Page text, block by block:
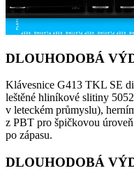
DLOUHODOBÁ
Klávesnice G413 TKL SE
leštěné hliníkové slitiny
v leteckém průmyslu),
z PBT pro špičkovou
po zápasu.
DLOUHODOBÁ